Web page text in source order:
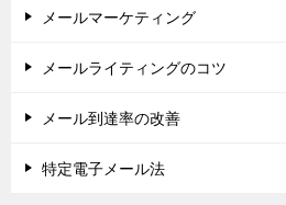
メールマーケティング
メールライティングのコツ
メール到達率の改善
特定電子メール法